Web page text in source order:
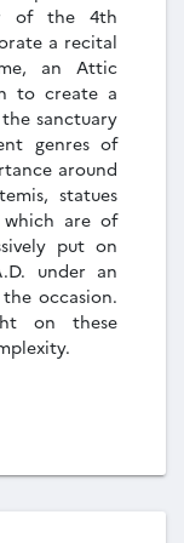
of the 4th
a recital
an Attic
to create a
sanctuary
genres of
around
statues
are of
put on
under an
occasion.
on these